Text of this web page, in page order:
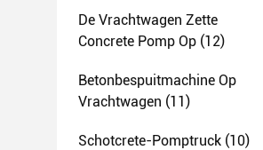
De Vrachtwagen Zette
Concrete Pomp Op (12)
Betonbespuitmachine Op
Vrachtwagen (11)
Schotcrete-Pomptruck (10)